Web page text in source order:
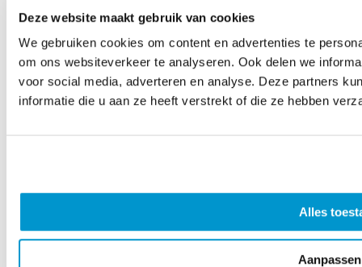
Deze website maakt gebruik van cookies
We gebruiken cookies om content en advertenties te
om ons websiteverkeer te analyseren. Ook delen we
voor social media, adverteren en analyse. Deze partners
informatie die u aan ze heeft verstrekt of die ze hebben
Alles
Aanpassen